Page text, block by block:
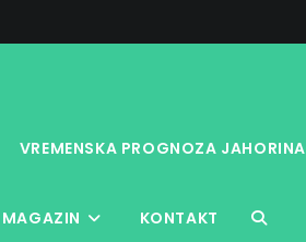
VREMENSKA PROGNOZA JAHORINA
MAGAZIN KONTAKT TOGGLE